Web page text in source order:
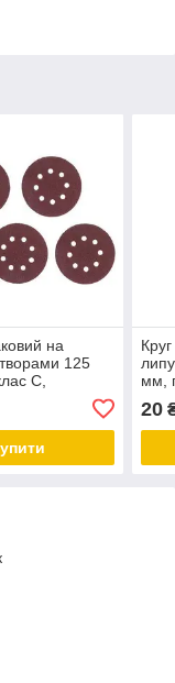
на
125
С,
г/м², К40, 5
BT-0582
мм,
од.
20